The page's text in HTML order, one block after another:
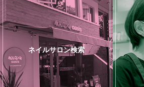
ネイルサロン検索